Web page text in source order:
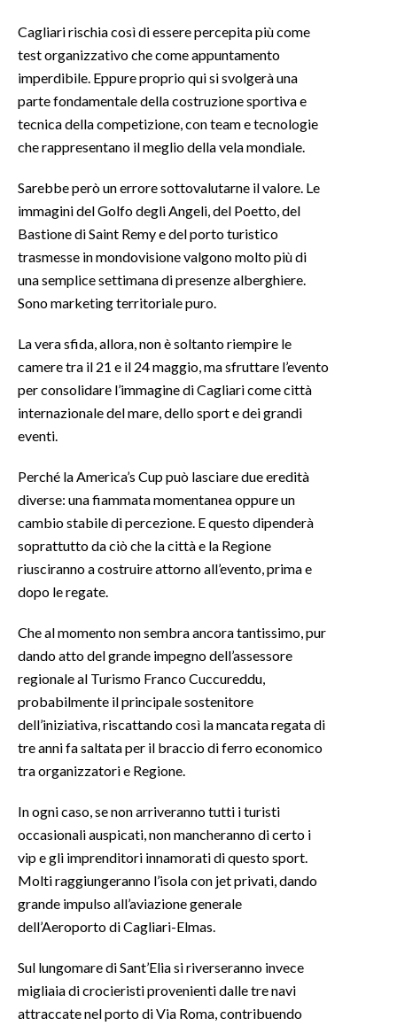
Cagliari rischia così di essere percepita più come
test organizzativo che come appuntamento
imperdibile. Eppure proprio qui si svolgerà una
parte fondamentale della costruzione sportiva e
tecnica della competizione, con team e tecnologie
che rappresentano il meglio della vela mondiale.
Sarebbe però un errore sottovalutarne il valore. Le
immagini del Golfo degli Angeli, del Poetto, del
Bastione di Saint Remy e del porto turistico
trasmesse in mondovisione valgono molto più di
una semplice settimana di presenze alberghiere.
Sono marketing territoriale puro.
La vera sfida, allora, non è soltanto riempire le
camere tra il 21 e il 24 maggio, ma sfruttare l’evento
per consolidare l’immagine di Cagliari come città
internazionale del mare, dello sport e dei grandi
eventi.
Perché la America’s Cup può lasciare due eredità
diverse: una fiammata momentanea oppure un
cambio stabile di percezione. E questo dipenderà
soprattutto da ciò che la città e la Regione
riusciranno a costruire attorno all’evento, prima e
dopo le regate.
Che al momento non sembra ancora tantissimo, pur
dando atto del grande impegno dell’assessore
regionale al Turismo Franco Cuccureddu,
probabilmente il principale sostenitore
dell’iniziativa, riscattando così la mancata regata di
tre anni fa saltata per il braccio di ferro economico
tra organizzatori e Regione.
In ogni caso, se non arriveranno tutti i turisti
occasionali auspicati, non mancheranno di certo i
vip e gli imprenditori innamorati di questo sport.
Molti raggiungeranno l’isola con jet privati, dando
grande impulso all’aviazione generale
dell’Aeroporto di Cagliari-Elmas.
Sul lungomare di Sant’Elia si riverseranno invece
migliaia di crocieristi provenienti dalle tre navi
attraccate nel porto di Via Roma, contribuendo